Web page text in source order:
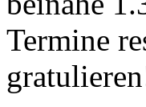
Termine